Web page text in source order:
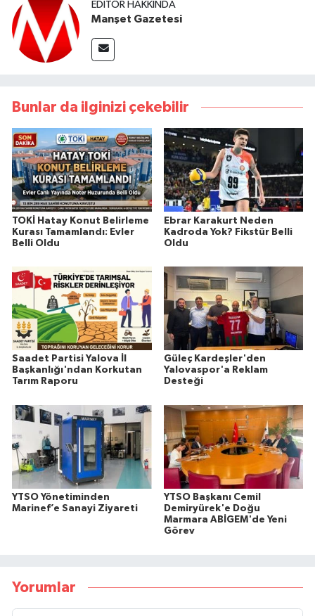
EDITÖR HAKKINDA
Manşet Gazetesi
Bunlar da ilginizi çekebilir
TOKİ Hatay Konut Belirleme
Kurası Tamamlandı: Evler
Belli Oldu
Ebrar Karakurt Neden
Kadroda Yok? Fikstür Belli
Oldu
Saadet Partisi Yalova İl
Başkanlığı'ndan Korkutan
Tarım Raporu
Güleç Kardeşler'den
Yalovaspor'a Reklam
Desteği
YTSO Yönetiminden
Marinef’e Sanayi Ziyareti
YTSO Başkanı Cemil
Demiryürek'e Doğu
Marmara ABİGEM'de Yeni
Görev
Yorumlar